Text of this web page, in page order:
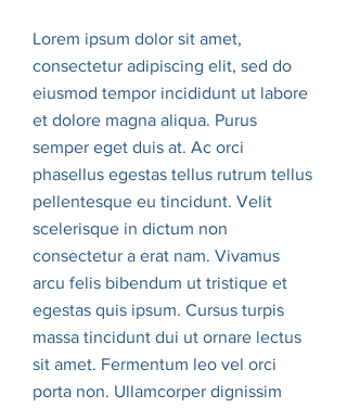
Lorem ipsum dolor sit amet,
consectetur adipiscing elit, sed do
eiusmod tempor incididunt ut labore
et dolore magna aliqua. Purus
semper eget duis at. Ac orci
phasellus egestas tellus rutrum tellus
pellentesque eu tincidunt. Velit
scelerisque in dictum non
consectetur a erat nam. Vivamus
arcu felis bibendum ut tristique et
egestas quis ipsum. Cursus turpis
massa tincidunt dui ut ornare lectus
sit amet. Fermentum leo vel orci
porta non. Ullamcorper dignissim